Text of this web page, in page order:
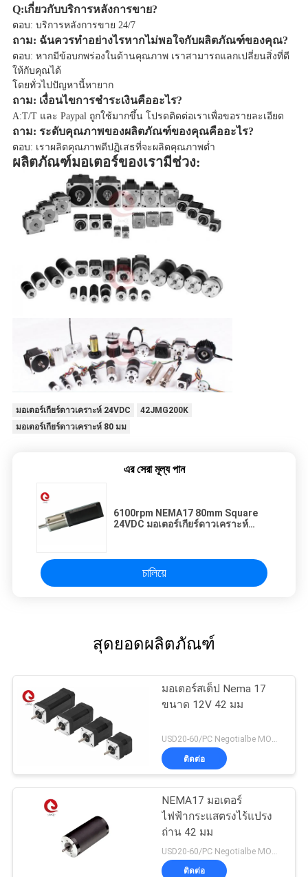
Q:เกี่ยวกับบริการหลังการขาย?
ตอบ: บริการหลังการขาย 24/7
ถาม: ฉันควรทำอย่างไรหากไม่พอใจกับผลิตภัณฑ์ของคุณ?
ตอบ: หากมีข้อบกพร่องในด้านคุณภาพ เราสามารถแลกเปลี่ยนสิ่งที่ดี
ให้กับคุณได้
โดยทั่วไปปัญหานี้หายาก
ถาม: เงื่อนไขการชำระเงินคืออะไร?
A:T/T และ Paypal ถูกใช้มากขึ้น โปรดติดต่อเราเพื่อขอรายละเอียด
ถาม: ระดับคุณภาพของผลิตภัณฑ์ของคุณคืออะไร?
ตอบ: เราผลิตคุณภาพดีปฏิเสธที่จะผลิตคุณภาพต่ำ
ผลิตภัณฑ์มอเตอร์ของเรามีช่วง:
มอเตอร์เกียร์ดาวเคราะห์ 24VDC
42JMG200K
มอเตอร์เกียร์ดาวเคราะห์ 80 มม
এর সেরা মূল্য পান
6100rpm NEMA17 80mm Square
24VDC มอเตอร์เกียร์ดาวเคราะห์
চালিয়ে
สุดยอดผลิตภัณฑ์
มอเตอร์สเต็ป Nema 17
ขนาด 12V 42 มม
USD20-60/PC Negotialbe MOQ:5pcs
ติดต่อ
NEMA17 มอเตอร์
ไฟฟ้ากระแสตรงไร้แปรง
ถ่าน 42 มม
ติดต่อ